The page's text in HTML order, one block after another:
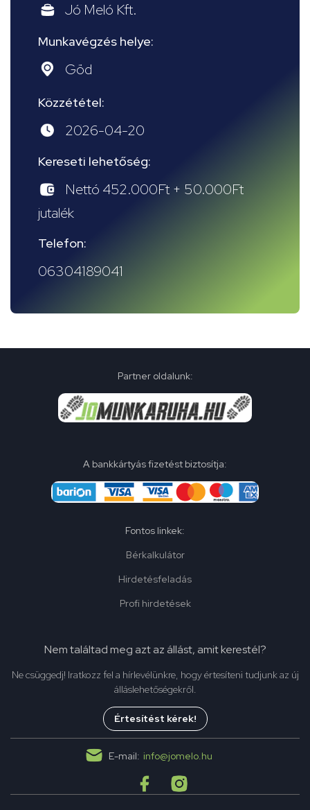
Jó Meló Kft.
Munkavégzés helye:
Göd
Közzététel:
2026-04-20
Kereseti lehetőség:
Nettó 452.000Ft + 50.000Ft
jutalék
Telefon:
06304189041
Partner oldalunk:
A bankkártyás fizetést biztosítja:
Fontos linkek:
Bérkalkulátor
Hirdetésfeladás
Profi hirdetések
Nem találtad meg azt az állást, amit kerestél?
Ne csüggedj! Iratkozz fel a hírlevélünkre, hogy értesíteni tudjunk az új
álláslehetőségekről.
Értesítést kérek!
E-mail: info@jomelo.hu